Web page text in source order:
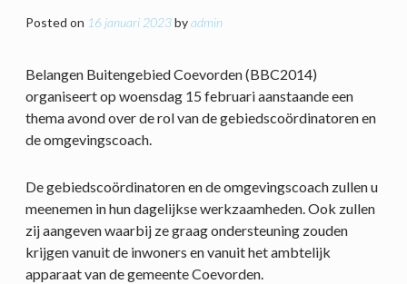
Posted on 16 januari 2023byadmin
Belangen Buitengebied Coevorden (BBC2014)
organiseert op woensdag 15 februari aanstaande een
thema avond over de rol van de gebiedscoördinatoren en
de omgevingscoach.
De gebiedscoördinatoren en de omgevingscoach zullen u
meenemen in hun dagelijkse werkzaamheden. Ook zullen
zij aangeven waarbij ze graag ondersteuning zouden
krijgen vanuit de inwoners en vanuit het ambtelijk
apparaat van de gemeente Coevorden.